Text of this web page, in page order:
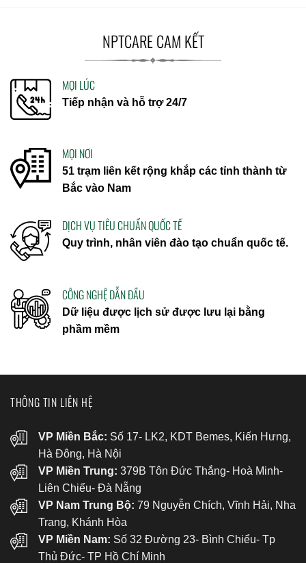
NPTCARE CAM KẾT
MỌI LÚC
Tiếp nhận và hỗ trợ 24/7
MỌI NƠI
51 trạm liên kết rộng khắp các tỉnh thành từ
Bắc vào Nam
DỊCH VỤ TIÊU CHUẨN QUỐC TẾ
Quy trình, nhân viên đào tạo chuẩn quốc tế.
CÔNG NGHỆ DẪN ĐẦU
Dữ liệu được lịch sử được lưu lại bằng
phầm mềm
THÔNG TIN LIÊN HỆ
VP Miền Bắc: Số 17- LK2, KDT Bemes, Kiến Hưng,
Hà Đông, Hà Nội
VP Miền Trung: 379B Tôn Đức Thắng- Hoà Minh-
Liên Chiểu- Đà Nẵng
VP Nam Trung Bộ: 79 Nguyễn Chích, Vĩnh Hải, Nha
Trang, Khánh Hòa
VP Miền Nam: Số 32 Đường 23- Bình Chiểu- Tp
Thủ Đức- TP Hồ Chí Minh